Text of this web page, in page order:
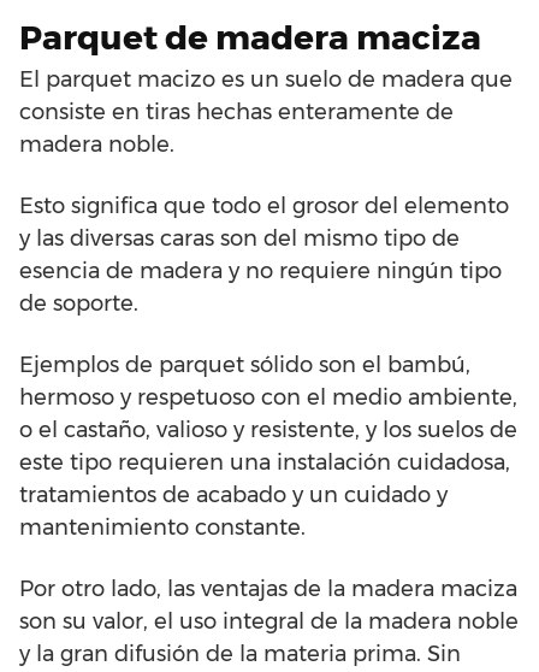
Parquet de madera maciza
El parquet macizo es un suelo de madera que
consiste en tiras hechas enteramente de
madera noble.
Esto significa que todo el grosor del elemento
y las diversas caras son del mismo tipo de
esencia de madera y no requiere ningún tipo
de soporte.
Ejemplos de parquet sólido son el bambú,
hermoso y respetuoso con el medio ambiente,
o el castaño, valioso y resistente, y los suelos de
este tipo requieren una instalación cuidadosa,
tratamientos de acabado y un cuidado y
mantenimiento constante.
Por otro lado, las ventajas de la madera maciza
son su valor, el uso integral de la madera noble
y la gran difusión de la materia prima. Sin